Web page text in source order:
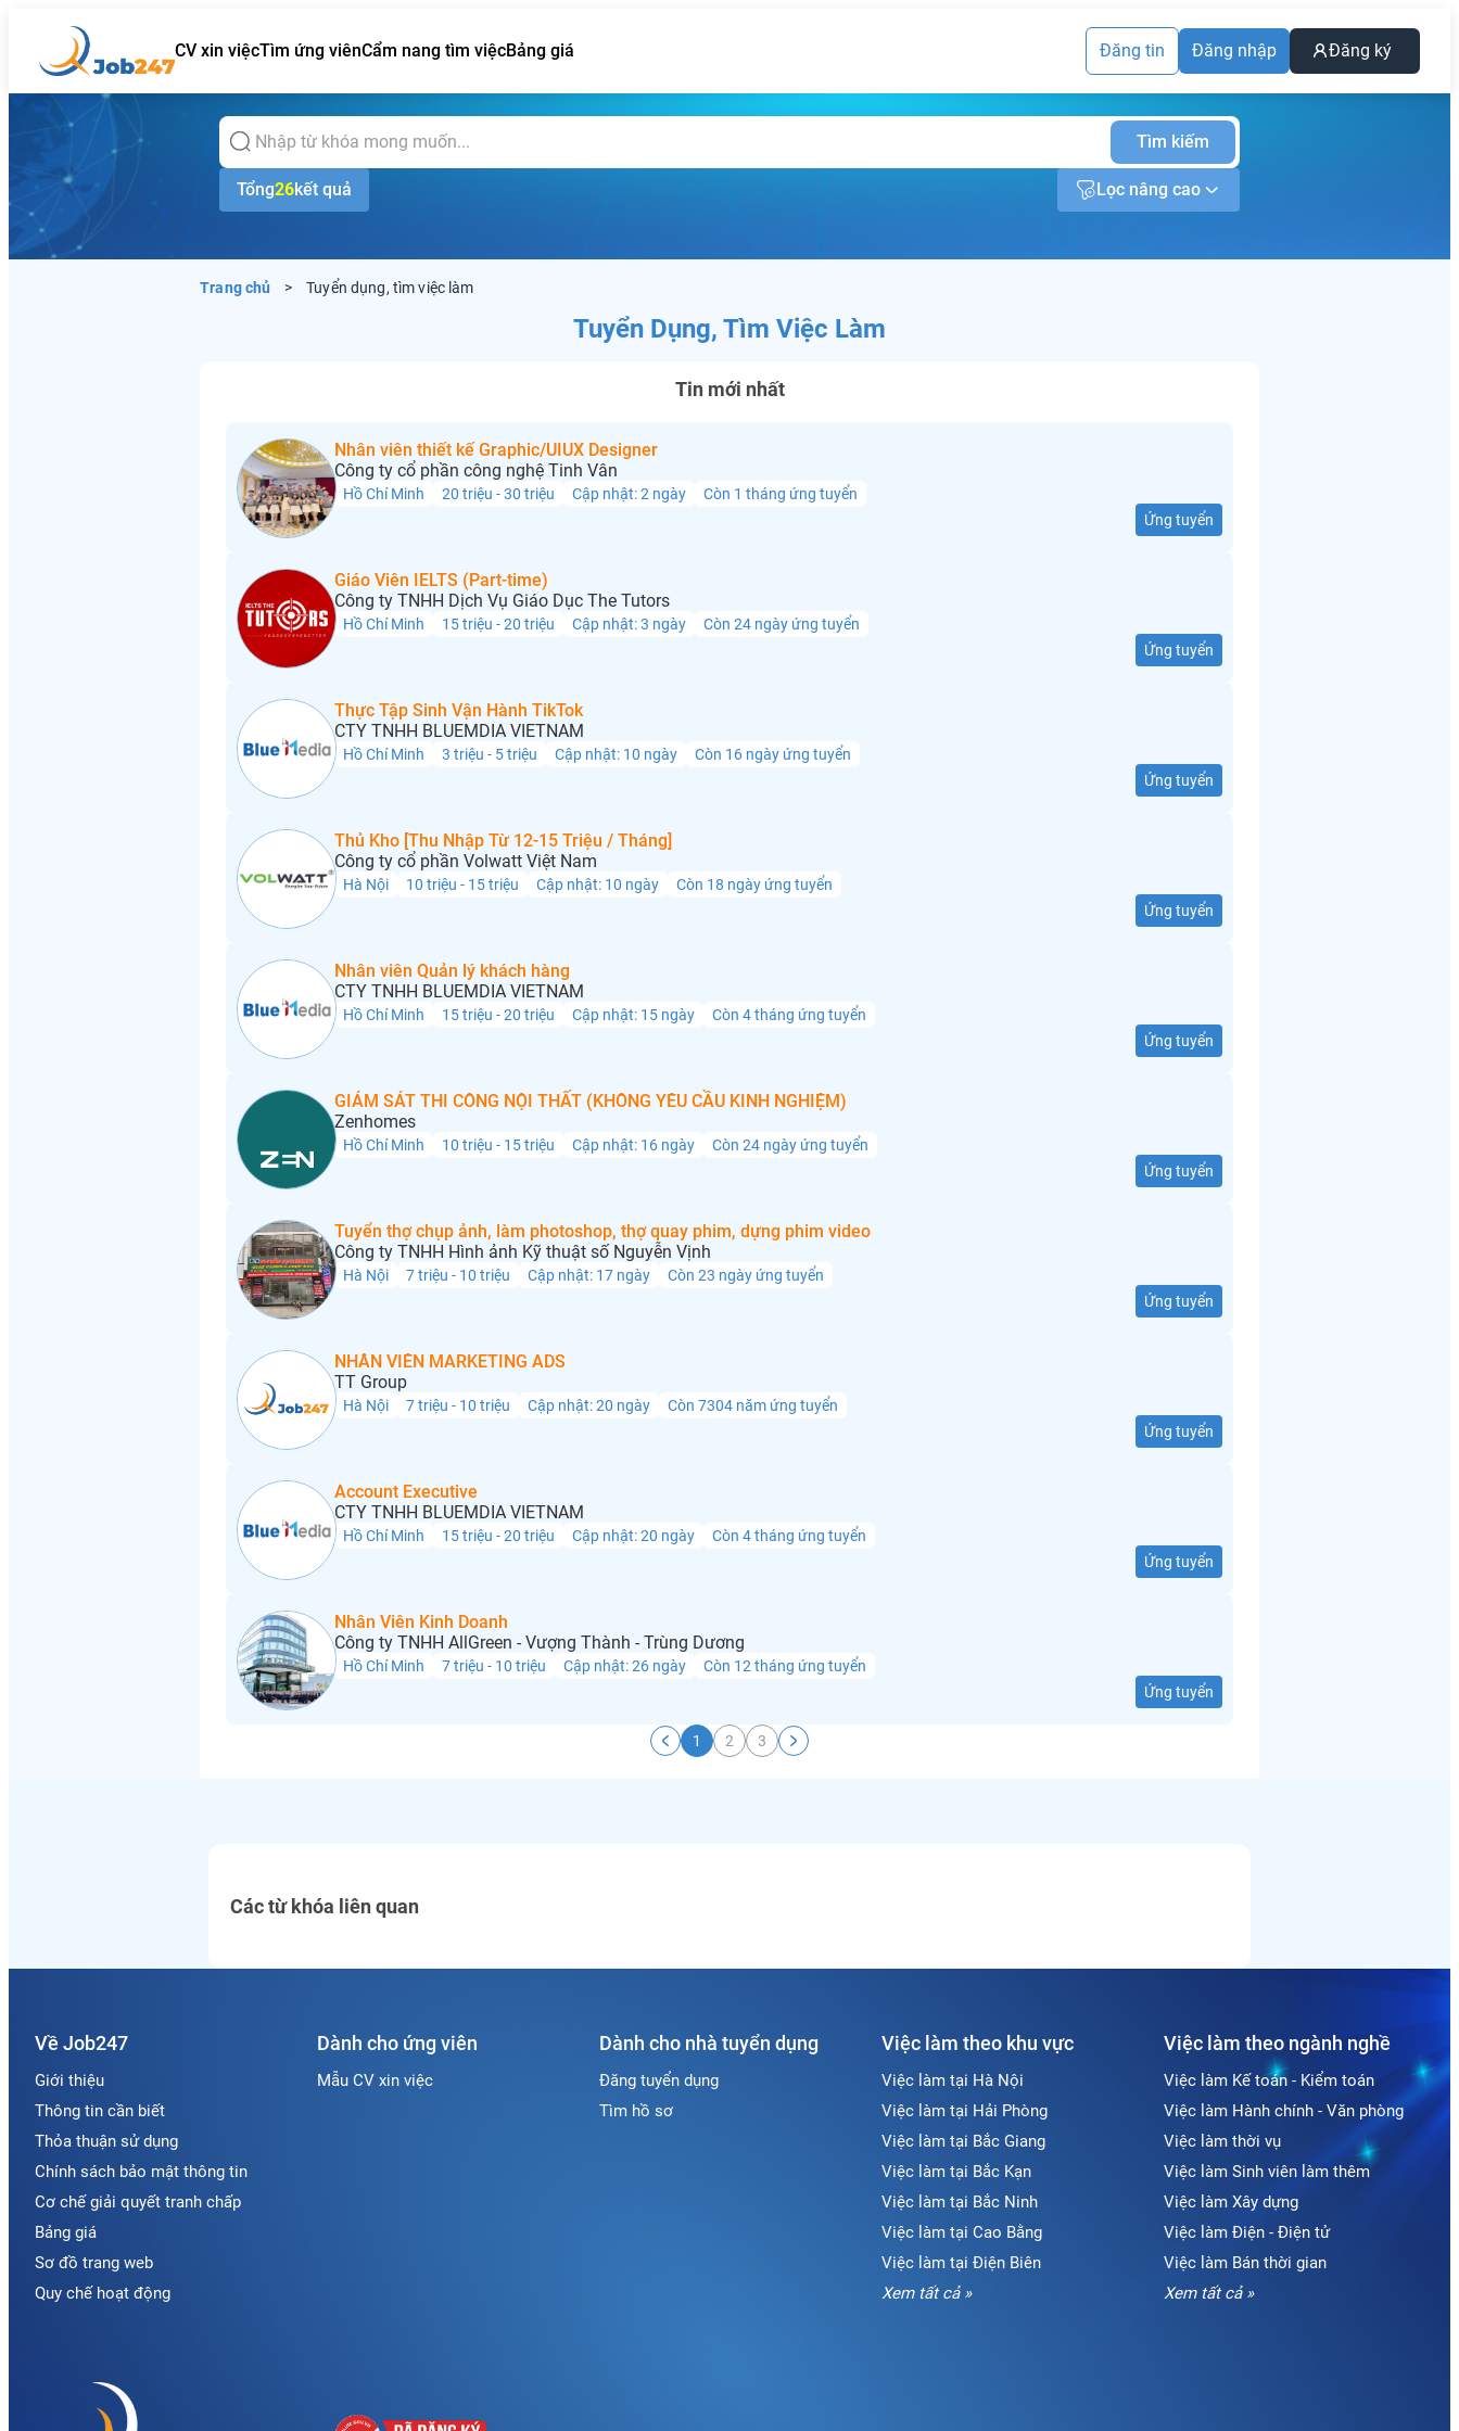
CV xin việcTìm ứng viênCẩm nang tìm việcBảng giá Đăng tin Đăng nhập Đăng ký
Tìm kiếm
Tổng26kết quả Lọc nâng cao
Trang chủ > Tuyển dụng, tìm việc làm
Tuyển Dụng, Tìm Việc Làm
Tin mới nhất
Nhân viên thiết kế Graphic/UIUX Designer
Công ty cổ phần công nghệ Tinh Vân
Hồ Chí Minh 20 triệu - 30 triệu Cập nhật: 2 ngày
Còn 1 tháng ứng tuyển
Ứng tuyển
Giáo Viên IELTS (Part-time)
Công ty TNHH Dịch Vụ Giáo Dục The Tutors
Hồ Chí Minh 15 triệu - 20 triệu Cập nhật: 3 ngày
Còn 24 ngày ứng tuyển
Ứng tuyển
Thực Tập Sinh Vận Hành TikTok
CTY TNHH BLUEMDIA VIETNAM
Hồ Chí Minh 3 triệu - 5 triệu Cập nhật: 10 ngày
Còn 16 ngày ứng tuyển
Ứng tuyển
Thủ Kho [Thu Nhập Từ 12-15 Triệu / Tháng]
Công ty cổ phần Volwatt Việt Nam
Hà Nội 10 triệu - 15 triệu Cập nhật: 10 ngày
Còn 18 ngày ứng tuyển
Ứng tuyển
Nhân viên Quản lý khách hàng
CTY TNHH BLUEMDIA VIETNAM
Hồ Chí Minh 15 triệu - 20 triệu Cập nhật: 15 ngày
Còn 4 tháng ứng tuyển
Ứng tuyển
GIÁM SÁT THI CÔNG NỘI THẤT (KHÔNG YÊU CẦU KINH NGHIỆM)
Zenhomes
Hồ Chí Minh 10 triệu - 15 triệu Cập nhật: 16 ngày
Còn 24 ngày ứng tuyển
Ứng tuyển
Tuyển thợ chụp ảnh, làm photoshop, thợ quay phim, dựng phim video
Công ty TNHH Hình ảnh Kỹ thuật số Nguyễn Vịnh
Hà Nội 7 triệu - 10 triệu Cập nhật: 17 ngày
Còn 23 ngày ứng tuyển
Ứng tuyển
NHÂN VIÊN MARKETING ADS
TT Group
Hà Nội 7 triệu - 10 triệu Cập nhật: 20 ngày
Còn 7304 năm ứng tuyển
Ứng tuyển
Account Executive
CTY TNHH BLUEMDIA VIETNAM
Hồ Chí Minh 15 triệu - 20 triệu Cập nhật: 20 ngày
Còn 4 tháng ứng tuyển
Ứng tuyển
Nhân Viên Kinh Doanh
Công ty TNHH AllGreen - Vượng Thành - Trùng Dương
Hồ Chí Minh 7 triệu - 10 triệu Cập nhật: 26 ngày
Còn 12 tháng ứng tuyển
Ứng tuyển
1 2 3
Các từ khóa liên quan
Về Job247
Giới thiệu
Thông tin cần biết
Thỏa thuận sử dụng
Chính sách bảo mật thông tin
Cơ chế giải quyết tranh chấp
Bảng giá
Sơ đồ trang web
Quy chế hoạt động
Dành cho ứng viên
Mẫu CV xin việc
Dành cho nhà tuyển dụng
Đăng tuyển dụng
Tìm hồ sơ
Việc làm theo khu vực
Việc làm tại Hà Nội
Việc làm tại Hải Phòng
Việc làm tại Bắc Giang
Việc làm tại Bắc Kạn
Việc làm tại Bắc Ninh
Việc làm tại Cao Bằng
Việc làm tại Điện Biên
Xem tất cả »
Việc làm theo ngành nghề
Việc làm Kế toán - Kiểm toán
Việc làm Hành chính - Văn phòng
Việc làm thời vụ
Việc làm Sinh viên làm thêm
Việc làm Xây dựng
Việc làm Điện - Điện tử
Việc làm Bán thời gian
Xem tất cả »